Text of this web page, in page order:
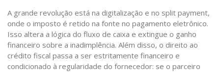
A grande revolução está na digitalização e no split payment,
onde o imposto é retido na fonte no pagamento eletrônico.
Isso altera a lógica do fluxo de caixa e extingue o ganho
financeiro sobre a inadimplência. Além disso, o direito ao
crédito fiscal passa a ser estritamente financeiro e
condicionado à regularidade do fornecedor: se o parceiro